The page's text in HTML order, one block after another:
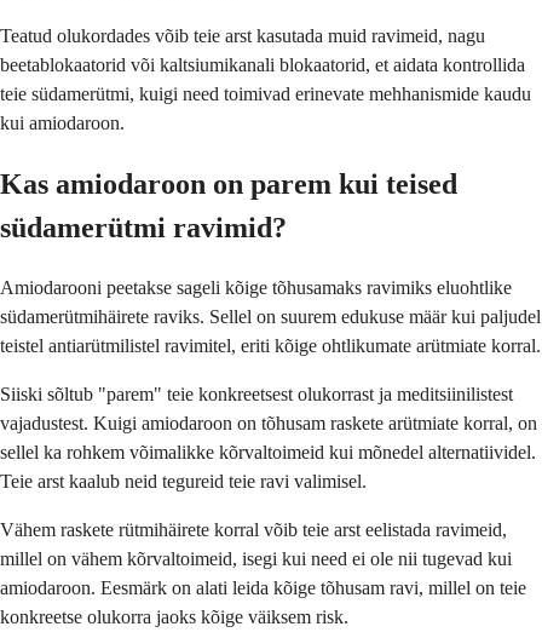
Teatud olukordades võib teie arst kasutada muid ravimeid, nagu
beetablokaatorid või kaltsiumikanali blokaatorid, et aidata kontrollida
teie südamerütmi, kuigi need toimivad erinevate mehhanismide kaudu
kui amiodaroon.
Kas amiodaroon on parem kui teised
südamerütmi ravimid?
Amiodarooni peetakse sageli kõige tõhusamaks ravimiks eluohtlike
südamerütmihäirete raviks. Sellel on suurem edukuse määr kui paljudel
teistel antiarütmilistel ravimitel, eriti kõige ohtlikumate arütmiate korral.
Siiski sõltub "parem" teie konkreetsest olukorrast ja meditsiinilistest
vajadustest. Kuigi amiodaroon on tõhusam raskete arütmiate korral, on
sellel ka rohkem võimalikke kõrvaltoimeid kui mõnedel alternatiividel.
Teie arst kaalub neid tegureid teie ravi valimisel.
Vähem raskete rütmihäirete korral võib teie arst eelistada ravimeid,
millel on vähem kõrvaltoimeid, isegi kui need ei ole nii tugevad kui
amiodaroon. Eesmärk on alati leida kõige tõhusam ravi, millel on teie
konkreetse olukorra jaoks kõige väiksem risk.